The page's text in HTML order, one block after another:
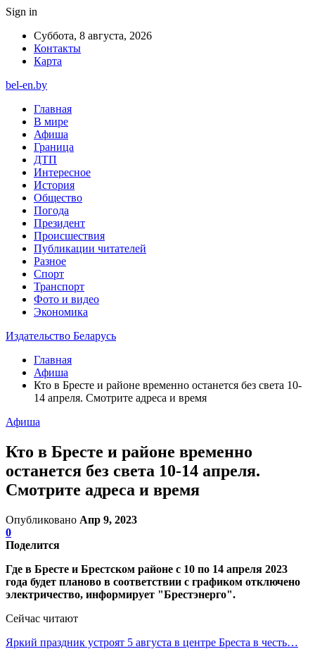
Sign in
Суббота, 8 августа, 2026
Контакты
Карта
bel-en.by
Главная
В мире
Афиша
Граница
ДТП
Интересное
История
Общество
Погода
Президент
Происшествия
Публикации читателей
Разное
Спорт
Транспорт
Фото и видео
Экономика
Издательство Беларусь
Главная
Афиша
Кто в Бресте и районе временно останется без света 10-
14 апреля. Смотрите адреса и время
Афиша
Кто в Бресте и районе временно
останется без света 10-14 апреля.
Смотрите адреса и время
Опубликовано Апр 9, 2023
0
Поделится
Где в Бресте и Брестском районе с 10 по 14 апреля 2023
года будет планово в соответствии с графиком отключено
электричество, информирует "Брестэнерго".
Сейчас читают
Яркий праздник устроят 5 августа в центре Бреста в честь…